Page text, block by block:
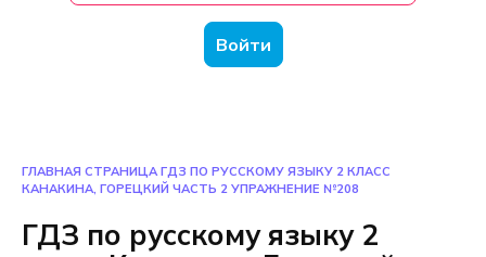
Войти
ГЛАВНАЯ СТРАНИЦА ГДЗ ПО РУССКОМУ ЯЗЫКУ 2 КЛАСС
КАНАКИНА, ГОРЕЦКИЙ ЧАСТЬ 2 УПРАЖНЕНИЕ №208
ГДЗ по русскому языку 2